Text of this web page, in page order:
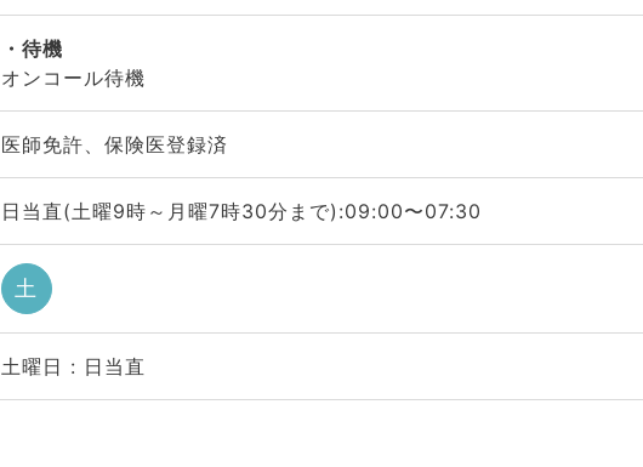
待機
オンコール待機
医師免許、保険医登録済
日当直(土曜9時～月曜7時30分まで):09:00〜07:30
土
土曜日 : 日当直